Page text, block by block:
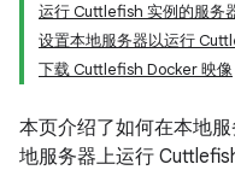
运行 Cuttlefish 实例的服务
设置本地服务器以运行
下载 Cuttlefish Docker 映像
本页介绍了如何在本地
地服务器上运行